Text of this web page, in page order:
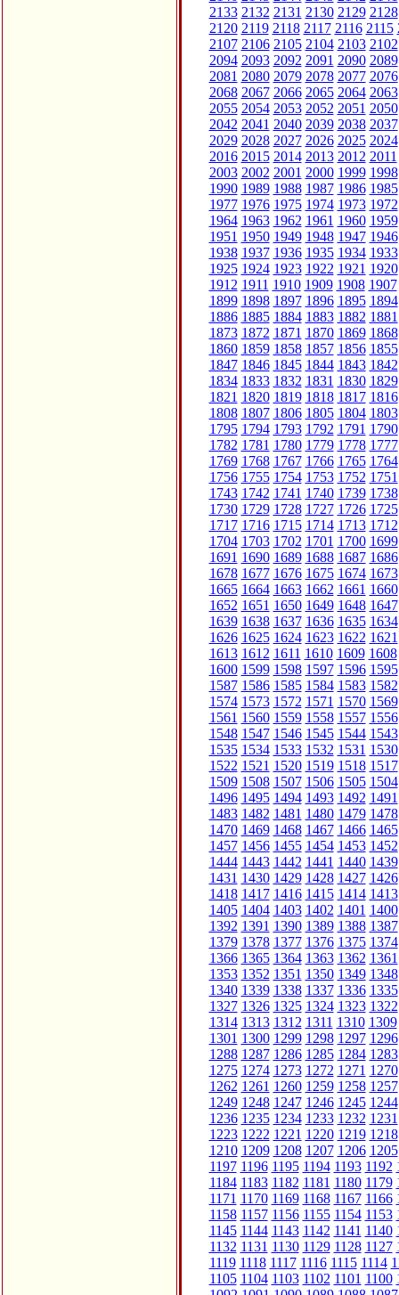
2133 2132 2131 2130 2129 2128
2120 2119 2118 2117 2116 2115
2107 2106 2105 2104 2103 2102
2094 2093 2092 2091 2090 2089
2081 2080 2079 2078 2077 2076
2068 2067 2066 2065 2064 2063
2055 2054 2053 2052 2051 2050
2042 2041 2040 2039 2038 2037
2029 2028 2027 2026 2025 2024
2016 2015 2014 2013 2012 2011
2003 2002 2001 2000 1999 1998
1990 1989 1988 1987 1986 1985
1977 1976 1975 1974 1973 1972
1964 1963 1962 1961 1960 1959
1951 1950 1949 1948 1947 1946
1938 1937 1936 1935 1934 1933
1925 1924 1923 1922 1921 1920
1912 1911 1910 1909 1908 1907
1899 1898 1897 1896 1895 1894
1886 1885 1884 1883 1882 1881
1873 1872 1871 1870 1869 1868
1860 1859 1858 1857 1856 1855
1847 1846 1845 1844 1843 1842
1834 1833 1832 1831 1830 1829
1821 1820 1819 1818 1817 1816
1808 1807 1806 1805 1804 1803
1795 1794 1793 1792 1791 1790
1782 1781 1780 1779 1778 1777
1769 1768 1767 1766 1765 1764
1756 1755 1754 1753 1752 1751
1743 1742 1741 1740 1739 1738
1730 1729 1728 1727 1726 1725
1717 1716 1715 1714 1713 1712
1704 1703 1702 1701 1700 1699
1691 1690 1689 1688 1687 1686
1678 1677 1676 1675 1674 1673
1665 1664 1663 1662 1661 1660
1652 1651 1650 1649 1648 1647
1639 1638 1637 1636 1635 1634
1626 1625 1624 1623 1622 1621
1613 1612 1611 1610 1609 1608
1600 1599 1598 1597 1596 1595
1587 1586 1585 1584 1583 1582
1574 1573 1572 1571 1570 1569
1561 1560 1559 1558 1557 1556
1548 1547 1546 1545 1544 1543
1535 1534 1533 1532 1531 1530
1522 1521 1520 1519 1518 1517
1509 1508 1507 1506 1505 1504
1496 1495 1494 1493 1492 1491
1483 1482 1481 1480 1479 1478
1470 1469 1468 1467 1466 1465
1457 1456 1455 1454 1453 1452
1444 1443 1442 1441 1440 1439
1431 1430 1429 1428 1427 1426
1418 1417 1416 1415 1414 1413
1405 1404 1403 1402 1401 1400
1392 1391 1390 1389 1388 1387
1379 1378 1377 1376 1375 1374
1366 1365 1364 1363 1362 1361
1353 1352 1351 1350 1349 1348
1340 1339 1338 1337 1336 1335
1327 1326 1325 1324 1323 1322
1314 1313 1312 1311 1310 1309
1301 1300 1299 1298 1297 1296
1288 1287 1286 1285 1284 1283
1275 1274 1273 1272 1271 1270
1262 1261 1260 1259 1258 1257
1249 1248 1247 1246 1245 1244
1236 1235 1234 1233 1232 1231
1223 1222 1221 1220 1219 1218
1210 1209 1208 1207 1206 1205
1197 1196 1195 1194 1193 1192
1184 1183 1182 1181 1180 1179
1171 1170 1169 1168 1167 1166
1158 1157 1156 1155 1154 1153
1145 1144 1143 1142 1141 1140
1132 1131 1130 1129 1128 1127
1119 1118 1117 1116 1115 1114
1105 1104 1103 1102 1101 1100